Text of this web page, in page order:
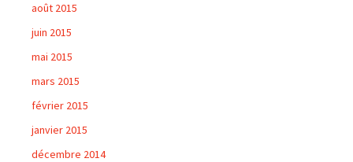
août 2015
juin 2015
mai 2015
mars 2015
février 2015
janvier 2015
décembre 2014